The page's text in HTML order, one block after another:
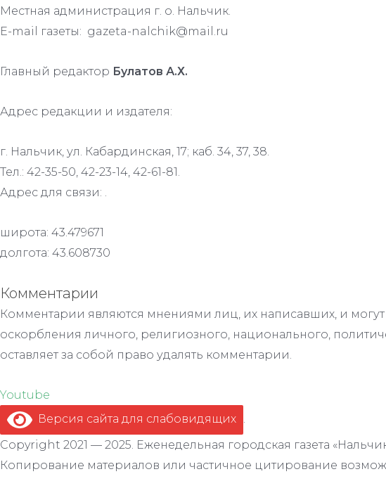
Местная администрация г. о. Нальчик.
E-mail газеты: gazeta-nalchik@mail.ru
Главный редактор Булатов А.Х.
Адрес редакции и издателя:
г. Нальчик, ул. Кабардинская, 17; каб. 34, 37, 38.
Тел.: 42-35-50, 42-23-14, 42-61-81.
Адрес для связи: .
широта: 43.479671
долгота: 43.608730
Комментарии
Комментарии являются мнениями лиц, их написавших, и
оскорбления личного, религиозного, национального,
оставляет за собой право удалять комментарии.
Youtube
Версия сайта для слабовидящих .
Copyright 2021 — 2025. Еженедельная городская газета
Копирование материалов или частичное цитирование